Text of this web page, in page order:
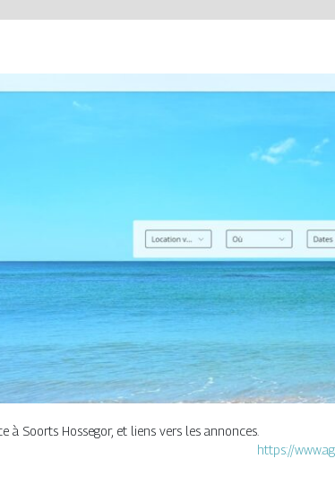
à Soorts Hossegor, et liens vers les annonces.
https://